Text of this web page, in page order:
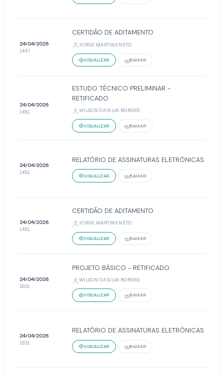
24/04/2026
14:47
CERTIDÃO DE ADITAMENTO
JORGE MARTINS NETO
VISUALIZAR BAIXAR
24/04/2026
14:51
ESTUDO TÉCNICO PRELIMINAR -
RETIFICADO
WILSON DA SILVA BORGES
VISUALIZAR BAIXAR
24/04/2026
14:51
RELATÓRIO DE ASSINATURAS ELETRÔNICAS
VISUALIZAR BAIXAR
24/04/2026
14:51
CERTIDÃO DE ADITAMENTO
JORGE MARTINS NETO
VISUALIZAR BAIXAR
24/04/2026
15:31
PROJETO BÁSICO - RETIFICADO
WILSON DA SILVA BORGES
VISUALIZAR BAIXAR
24/04/2026
15:31
RELATÓRIO DE ASSINATURAS ELETRÔNICAS
VISUALIZAR BAIXAR